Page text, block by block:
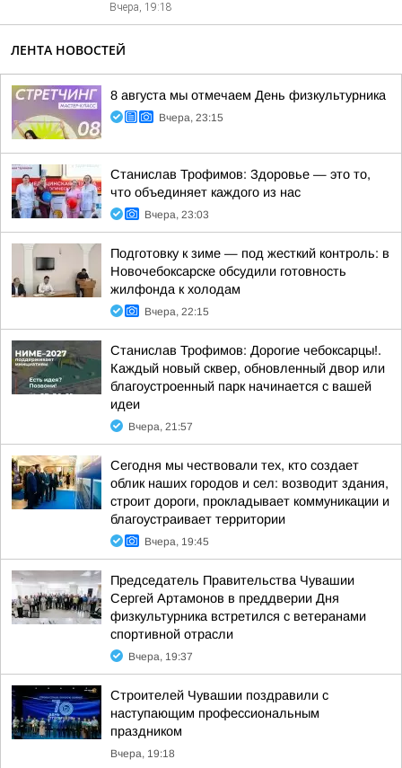
Вчера, 19:18
ЛЕНТА НОВОСТЕЙ
8 августа мы отмечаем День физкультурника
Вчера, 23:15
Станислав Трофимов: Здоровье — это то,
что объединяет каждого из нас
Вчера, 23:03
Подготовку к зиме — под жесткий контроль: в
Новочебоксарске обсудили готовность
жилфонда к холодам
Вчера, 22:15
Станислав Трофимов: Дорогие чебоксарцы!.
Каждый новый сквер, обновленный двор или
благоустроенный парк начинается с вашей
идеи
Вчера, 21:57
Сегодня мы чествовали тех, кто создает
облик наших городов и сел: возводит здания,
строит дороги, прокладывает коммуникации и
благоустраивает территории
Вчера, 19:45
Председатель Правительства Чувашии
Сергей Артамонов в преддверии Дня
физкультурника встретился с ветеранами
спортивной отрасли
Вчера, 19:37
Строителей Чувашии поздравили с
наступающим профессиональным
праздником
Вчера, 19:18